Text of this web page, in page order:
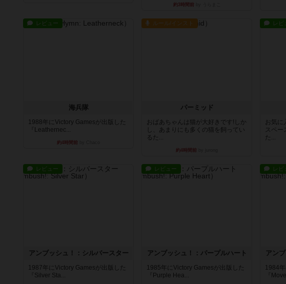
約3時間前
レビュー
海兵隊
1988年にVictory Gamesが出版した
『Leathernec...
約4時間前
ルール/インスト
パーミッド
おばあちゃんは猫が大好きです!しか
し、あまりにも多くの猫を飼ってい
るた...
約4時間前
レビ
お気に
スペー
た...
レビュー
アンブッシュ！：シルバースター
1987年にVictory Gamesが出版した
『Silver Sta...
レビュー
アンブッシュ！：パープルハート
1985年にVictory Gamesが出版した
『Purple Hea...
レビ
アン
1984
『